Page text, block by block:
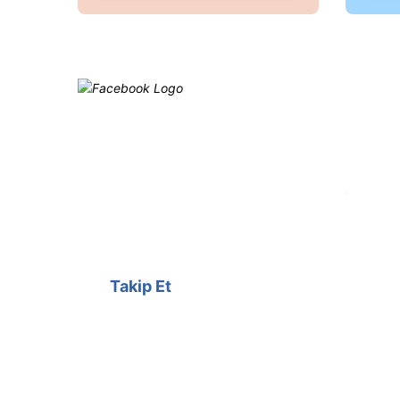
Ürün bilgilerinde hatalar bulunuyor.
Takip Et